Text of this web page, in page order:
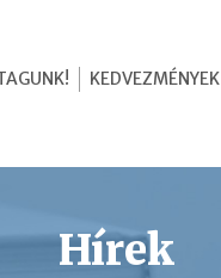
KEDVEZMÉNYEK
Hírek